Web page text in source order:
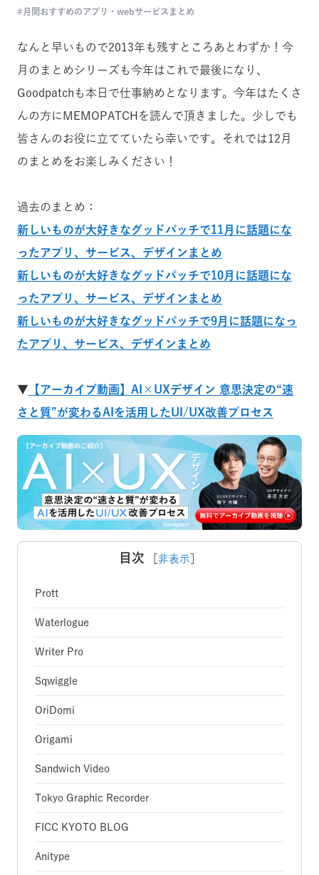
月間おすすめのアプリ・webサービスまとめ
なんと早いもので2013年も残すところあとわずか！今
月のまとめシリーズも今年はこれで最後になり、
Goodpatchも本日で仕事納めとなります。今年はたくさ
んの方にMEMOPATCHを読んで頂きました。少しでも
皆さんのお役に立てていたら幸いです。それでは12月
のまとめをお楽しみください！
過去のまとめ：
新しいものが大好きなグッドパッチで11月に話題にな
ったアプリ、サービス、デザインまとめ
新しいものが大好きなグッドパッチで10月に話題にな
ったアプリ、サービス、デザインまとめ
新しいものが大好きなグッドパッチで9月に話題になっ
たアプリ、サービス、デザインまとめ
▼ 【アーカイブ動画】AI×UXデザイン 意思決定の“速
さと質”が変わるAIを活用したUI/UX改善プロセス
目次 非表示
Prott
Waterlogue
Writer Pro
Sqwiggle
OriDomi
Origami
Sandwich Video
Tokyo Graphic Recorder
FICC KYOTO BLOG
Anitype